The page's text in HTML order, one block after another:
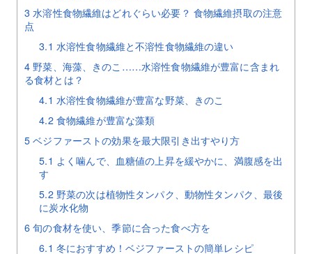
3 水溶性食物繊維はどれぐらい必要？ 食物繊維摂取の注意
点
3.1 水溶性食物繊維と不溶性食物繊維の違い
4 野菜、海藻、きのこ……水溶性食物繊維が豊富に含まれ
る食材とは？
4.1 水溶性食物繊維が豊富な野菜、きのこ
4.2食物繊維が豊富な藻類
5 ベジファーストの効果を最大限引き出すやり方
5.1 よく噛んで、血糖値の上昇を緩やかに、満腹感を出
す
5.2野菜の次は植物性タンパク、動物性タンパク、最後
に炭水化物
6 旬の食材を使い、季節に合った食べ方を
6.1 冬におすすめ！ベジファーストの簡単レシピ